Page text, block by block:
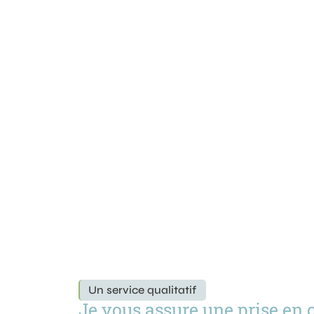
Un service qualitatif
Je vous assure une prise en